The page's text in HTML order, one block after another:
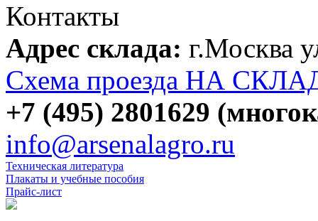
Контакты
Адрес склада: г.Москва
Схема проезда НА
+7 (495) 2801629
info@arsenalagro.ru
Техническая литература
Плакаты и учебные пособия
Прайс-лист